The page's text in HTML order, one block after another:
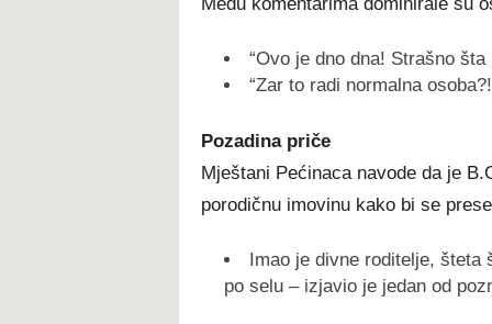
“Ovo je dno dna! Strašno šta
“Zar to radi normalna
Pozadina priče
Mještani Pećinaca navode da je
porodičnu imovinu kako bi se
Imao je divne roditelje, šteta
po selu – izjavio je jedan od